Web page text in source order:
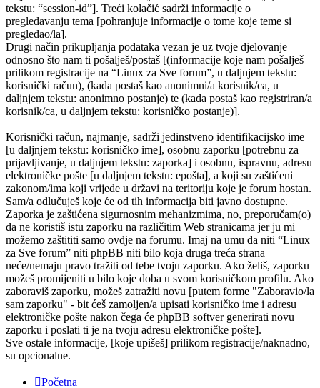
tekstu: “session-id”]. Treći kolačić sadrži informacije o
pregledavanju tema [pohranjuje informacije o tome koje teme si
pregledao/la].
Drugi način prikupljanja podataka vezan je uz tvoje djelovanje
odnosno što nam ti pošalješ/postaš [(informacije koje nam pošalješ
prilikom registracije na “Linux za Sve forum”, u daljnjem tekstu:
korisnički račun), (kada postaš kao anonimni/a korisnik/ca, u
daljnjem tekstu: anonimno postanje) te (kada postaš kao registriran/a
korisnik/ca, u daljnjem tekstu: korisničko postanje)].
Korisnički račun, najmanje, sadrži jedinstveno identifikacijsko ime
[u daljnjem tekstu: korisničko ime], osobnu zaporku [potrebnu za
prijavljivanje, u daljnjem tekstu: zaporka] i osobnu, ispravnu, adresu
elektroničke pošte [u daljnjem tekstu: epošta], a koji su zaštićeni
zakonom/ima koji vrijede u državi na teritoriju koje je forum hostan.
Sam/a odlučuješ koje će od tih informacija biti javno dostupne.
Zaporka je zaštićena sigurnosnim mehanizmima, no, preporučam(o)
da ne koristiš istu zaporku na različitim Web stranicama jer ju mi
možemo zaštititi samo ovdje na forumu. Imaj na umu da niti “Linux
za Sve forum” niti phpBB niti bilo koja druga treća strana
neće/nemaju pravo tražiti od tebe tvoju zaporku. Ako želiš, zaporku
možeš promijeniti u bilo koje doba u svom korisničkom profilu. Ako
zaboraviš zaporku, možeš zatražiti novu [putem forme "Zaboravio/la
sam zaporku" - bit ćeš zamoljen/a upisati korisničko ime i adresu
elektroničke pošte nakon čega će phpBB softver generirati novu
zaporku i poslati ti je na tvoju adresu elektroničke pošte].
Sve ostale informacije, [koje upišeš] prilikom registracije/naknadno,
su opcionalne.
Početna